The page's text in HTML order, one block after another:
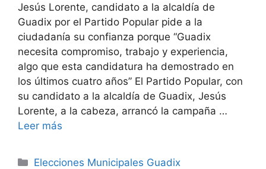
Jesús Lorente, candidato a la alcaldía de
Guadix por el Partido Popular pide a la
ciudadanía su confianza porque “Guadix
necesita compromiso, trabajo y experiencia,
algo que esta candidatura ha demostrado en
los últimos cuatro años” El Partido Popular, con
su candidato a la alcaldía de Guadix, Jesús
Lorente, a la cabeza, arrancó la campaña …
Leer más
Categorías
Elecciones Municipales Guadix